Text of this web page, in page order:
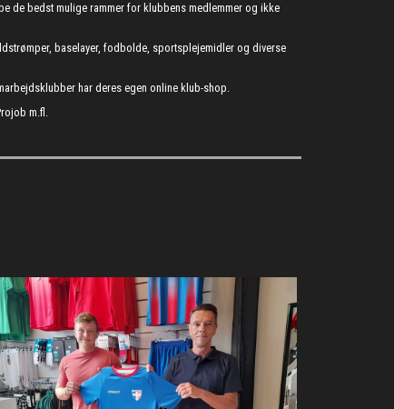
de bedst mulige rammer for klubbens medlemmer og ikke
baselayer, fodbolde, sportsplejemidler og diverse
har deres egen online klub-shop.
m.fl.